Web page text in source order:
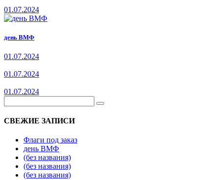
01.07.2024
день ВМФ
01.07.2024
01.07.2024
01.07.2024
СВЕЖИЕ ЗАПИСИ
Флаги под заказ
день ВМФ
(без названия)
(без названия)
(без названия)